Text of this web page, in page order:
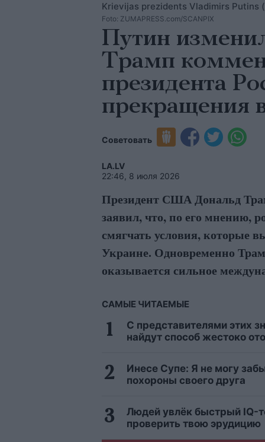
Krievijas prezidents Vladimirs Putins
Foto: ZUMAPRESS.com/SCANPIX
Путин
Трамп
президента
прекращения
Советовать
LA.LV
22:46, 8 июля 2026
Президент США Дональд
заявил, что, по его мнению,
смягчать условия, которые
Украине. Одновременно
оказывается сильное
САМЫЕ ЧИТАЕМЫЕ
С представителями этих
найдут способ жестоко
Инесе Супе: Я не могу
похороны своего друга
Людей увлёк быстрый IQ-
проверить твою эрудицию